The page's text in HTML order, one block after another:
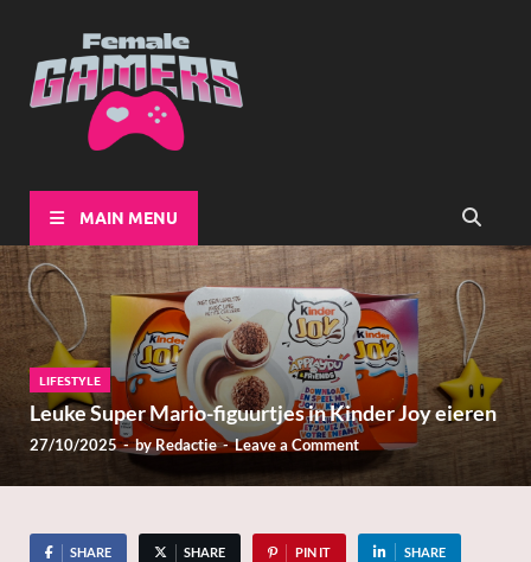
MAIN MENU
LIFESTYLE
Leuke Super Mario-figuurtjes in Kinder Joy eieren
27/10/2025-byRedactie-Leave a Comment
SHARE SHARE PIN IT SHARE